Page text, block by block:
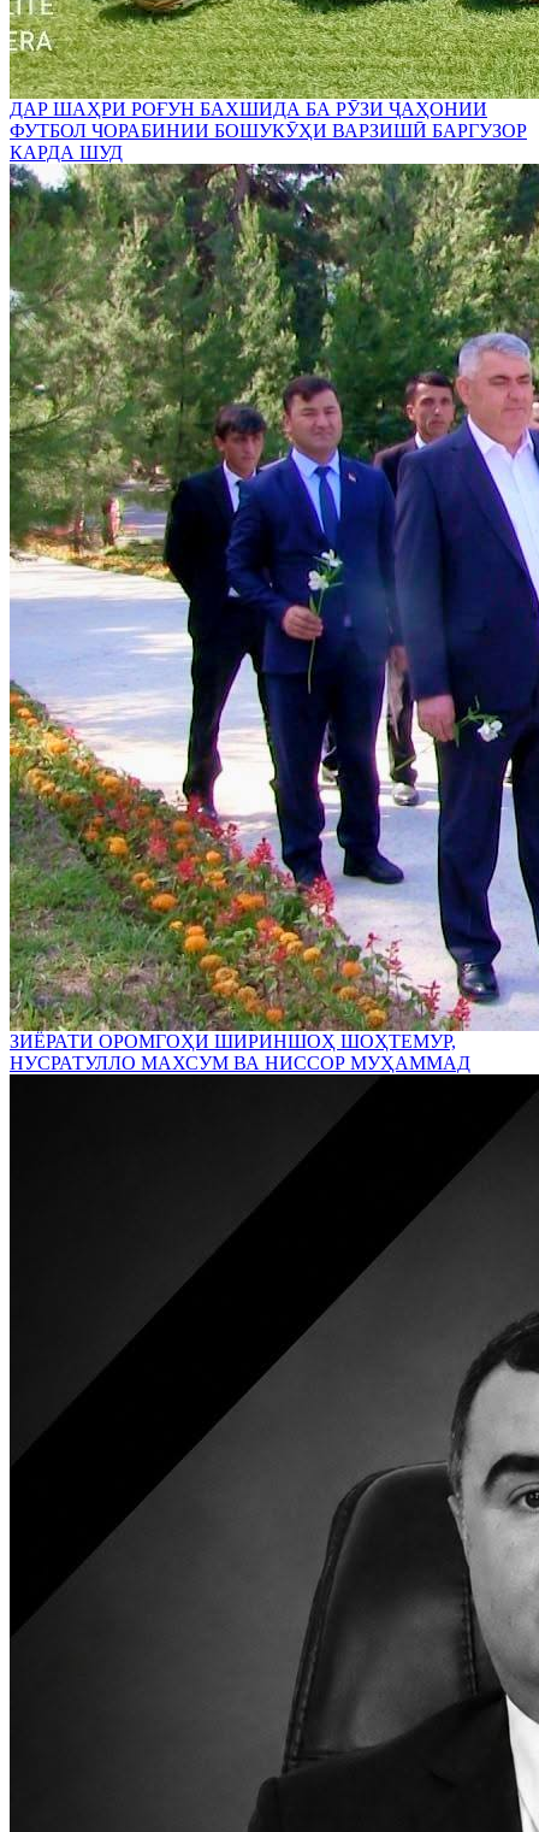
ДАР ШАҲРИ РОҒУН БАХШИДА БА РӮЗИ ҶАҲОНИИ
ФУТБОЛ ЧОРАБИНИИ БОШУКӮҲИ ВАРЗИШӢ БАРГУЗОР
КАРДА ШУД
ЗИЁРАТИ ОРОМГОҲИ ШИРИНШОҲ ШОҲТЕМУР,
НУСРАТУЛЛО МАХСУМ ВА НИССОР МУҲАММАД